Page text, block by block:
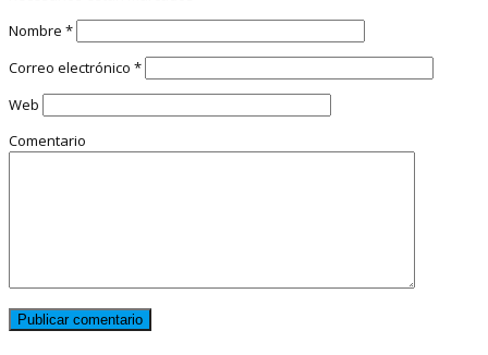
Nombre *
Correo electrónico *
Web
Comentario